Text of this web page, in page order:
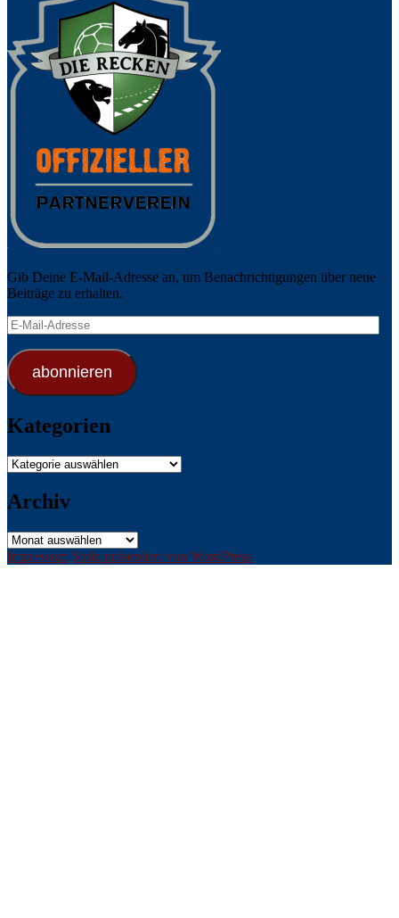
Gib Deine E-Mail-Adresse an, um Benachrichtigungen über neue
Beiträge zu erhalten.
E-
Mail-
Adresse
abonnieren
Kategorien
Kategorien
Archiv
Archiv
Impressum Stolz präsentiert von WordPress